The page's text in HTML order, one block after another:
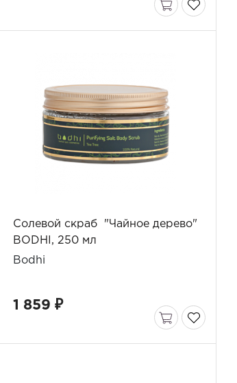
Солевой скраб "Чайное дерево"
BODHI, 250 мл
Bodhi
1 859 ₽